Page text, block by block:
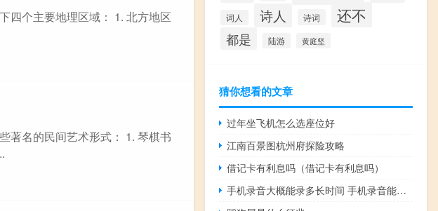
四个主要地理区域： 1. 北方地区
著名的民间艺术形式： 1. 琴棋书
词人 诗人 诗词 还不
都是 陆游 黄庭坚
猜你想看的文章
过年坐飞机怎么选座位好
江南百景图杭州府探险攻略
借记卡有利息吗（借记卡有利息吗）
手机录音大概能录多长时间 手机录音能录多长时间